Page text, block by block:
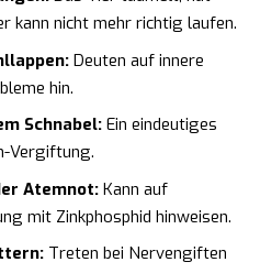
kann nicht mehr richtig laufen.
Deuten auf innere
hin.
Schnabel: Ein eindeutiges
Vergiftung.
Atemnot: Kann auf
mit Zinkphosphid hinweisen.
Treten bei Nervengiften